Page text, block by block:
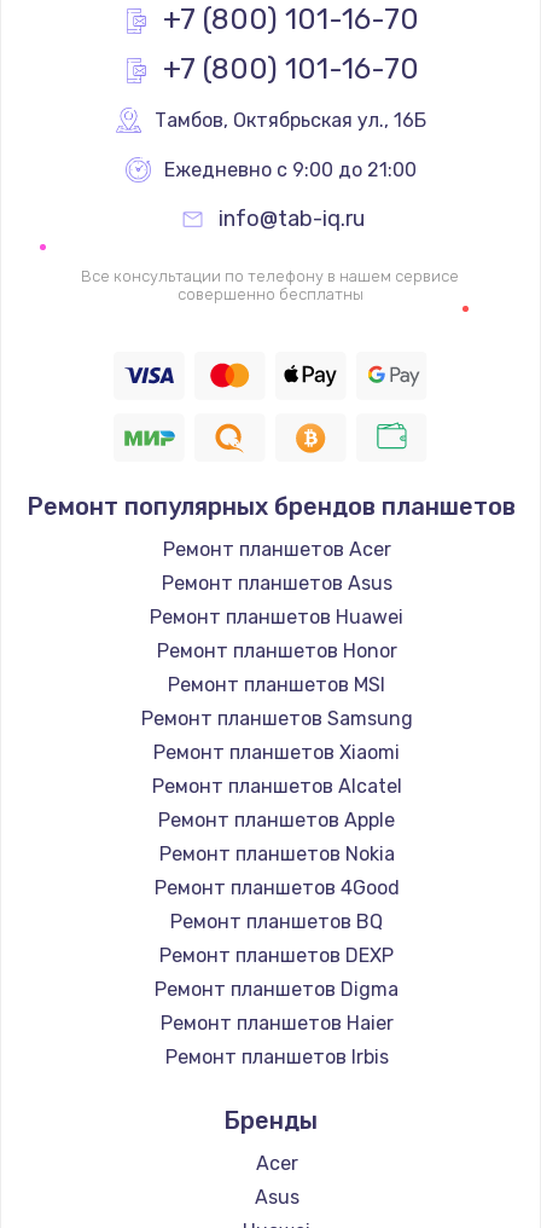
Заказать
Замена вебкамеры
1340 руб.
Заказать
Ремонт петель крышки
Заказать
Настройка Wi-Fi
Заказать
Замена шим-контроллера
3900 руб.
Заказать
1200 руб.
Заказать
Установка драйверов
950 руб.
Заказать
Замена жесткого диска
1000 руб.
Заказать
Чистка от пыли
Заказать
Настройка ОС
+7 (800) 101-16-70
+7 (800) 101-16-70
Тамбов, Октябрьская ул., 16Б
Ежедневно с 9:00 до 21:00
info@tab-iq.ru
Все консультации по телефону в нашем сервисе
совершенно бесплатны
Ремонт популярных брендов планшетов
Ремонт планшетов Acer
Ремонт планшетов Asus
Ремонт планшетов Huawei
Ремонт планшетов Honor
Ремонт планшетов MSI
Ремонт планшетов Samsung
Ремонт планшетов Xiaomi
Ремонт планшетов Alcatel
Ремонт планшетов Apple
Ремонт планшетов Nokia
Ремонт планшетов 4Good
Ремонт планшетов BQ
Ремонт планшетов DEXP
Ремонт планшетов Digma
Ремонт планшетов Haier
Ремонт планшетов Irbis
Ремонт планшетов Microsoft
Ремонт планшетов BlackView
Ремонт планшетов Amazon
Бренды
Acer
Asus